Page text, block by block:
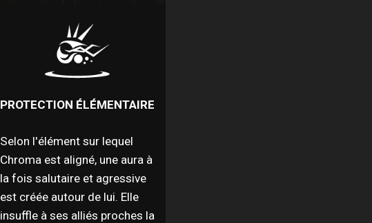
PROTECTION ÉLÉMENTAIRE
Selon l'élément sur lequel
Chroma est aligné, une aura à
la fois salutaire et agressive
est créée autour de lui. Elle
insuffle à ses alliés proches la